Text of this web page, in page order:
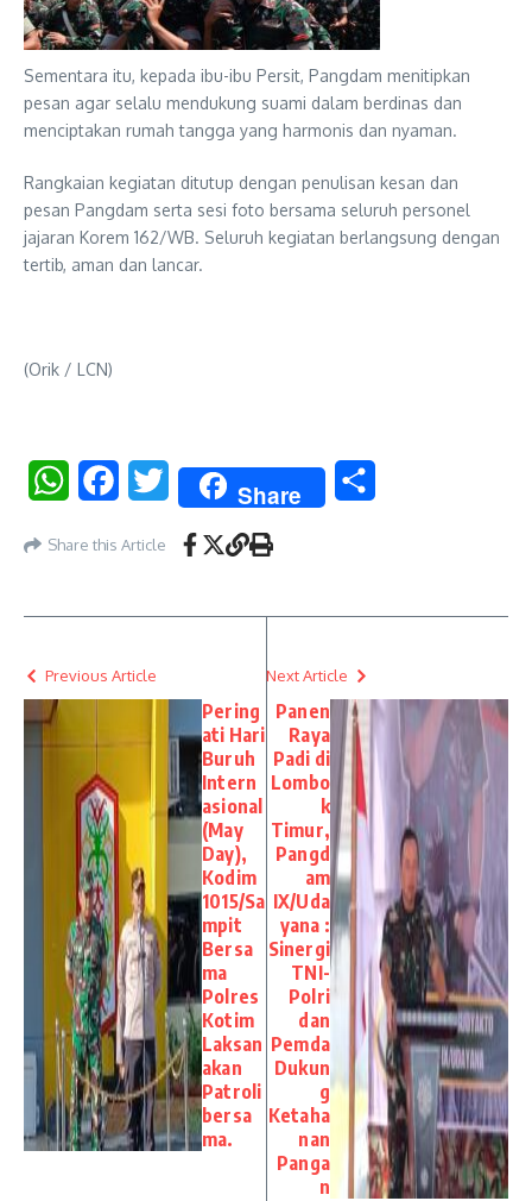
Sementara itu, kepada ibu-ibu Persit, Pangdam menitipkan
pesan agar selalu mendukung suami dalam berdinas dan
menciptakan rumah tangga yang harmonis dan nyaman.
Rangkaian kegiatan ditutup dengan penulisan kesan dan
pesan Pangdam serta sesi foto bersama seluruh personel
jajaran Korem 162/WB. Seluruh kegiatan berlangsung dengan
tertib, aman dan lancar.
(Orik / LCN)
WhatsAppFacebookTwitter Share
Share this Article
Previous Article
Pering
ati Hari
Buruh
Intern
asional
(May
Day),
Kodim
1015/Sa
mpit
Bersa
ma
Polres
Kotim
Laksan
akan
Patroli
bersa
ma.
Next Article
Panen
Raya
Padi di
Lombo
k
Timur,
Pangd
am
IX/Uda
yana :
Sinergi
TNI-
Polri
dan
Pemda
Dukun
g
Ketaha
nan
Panga
n